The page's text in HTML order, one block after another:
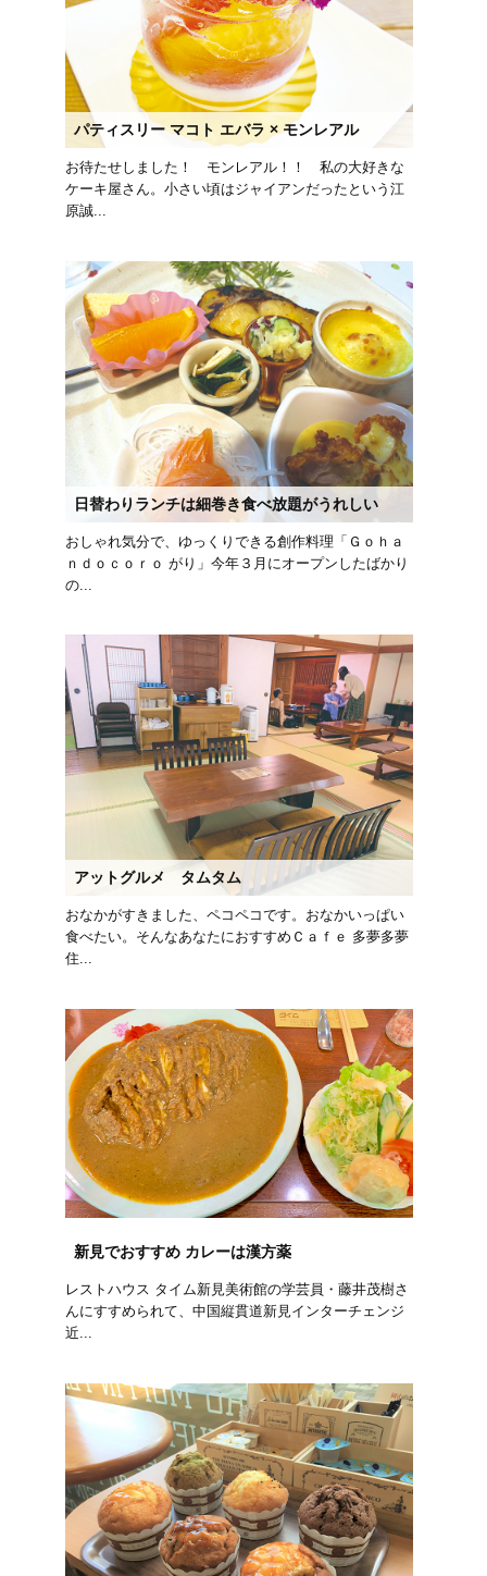
パティスリー マコト エバラ × モンレアル
お待たせしました！ モンレアル！！ 私の大好きな
ケーキ屋さん。小さい頃はジャイアンだったという江
原誠...
日替わりランチは細巻き食べ放題がうれしい
おしゃれ気分で、ゆっくりできる創作料理「Ｇｏｈａ
ｎｄｏｃｏｒｏ がり」今年３月にオープンしたばかり
の...
アットグルメ タムタム
おなかがすきました、ペコペコです。おなかいっぱい
食べたい。そんなあなたにおすすめＣａｆｅ 多夢多夢
住...
新見でおすすめ カレーは漢方薬
レストハウス タイム新見美術館の学芸員・藤井茂樹さ
んにすすめられて、中国縦貫道新見インターチェンジ
近...